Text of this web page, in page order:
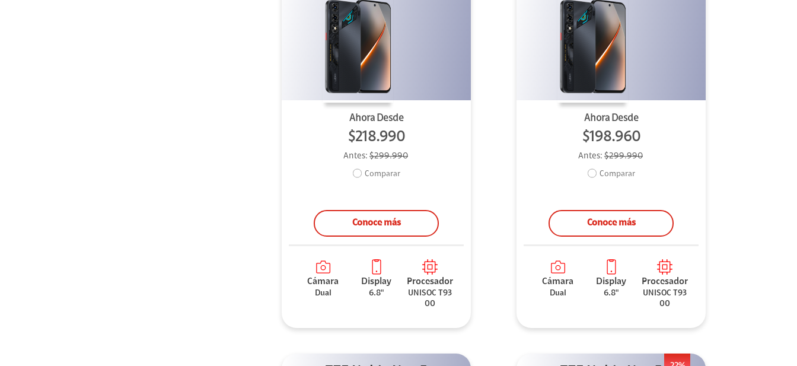
Ahora Desde
$218.990
Antes: $299.990
Comparar
Conoce más
Cámara
Dual
Display
6.8"
Procesador
UNISOC T93
00
Ahora Desde
$198.960
Antes: $299.990
Comparar
Conoce más
Cámara
Dual
Display
6.8"
Procesador
UNISOC T93
00